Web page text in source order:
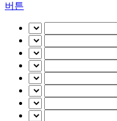
버튼